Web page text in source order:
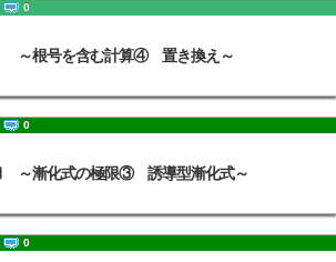
0
～根号を含む計算④ 置き換え～
0
～漸化式の極限③ 誘導型漸化式～
0